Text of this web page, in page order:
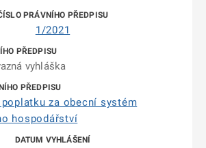
1/2021
vyhláška
za obecní systém
hospodářství